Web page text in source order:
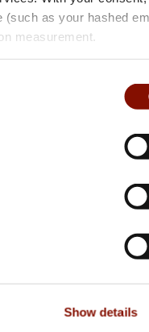
(such as your hashed
measurement.
Show details